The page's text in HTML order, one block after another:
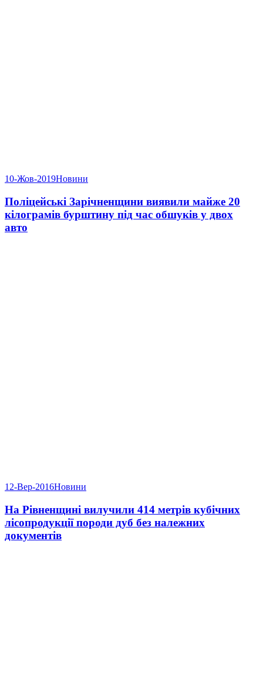
10-Жов-2019Новини
Поліцейські Зарічненщини виявили майже 20
кілограмів бурштину під час обшуків у двох
авто
12-Вер-2016Новини
На Рівненщині вилучили 414 метрів кубічних
лісопродукції породи дуб без належних
документів